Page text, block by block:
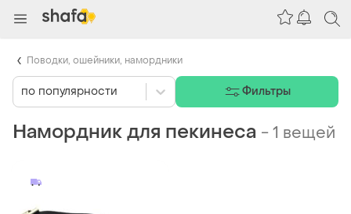
Намордник для пекинеса -1 вещей
по популярности Фильтры
Поводки, ошейники, намордники